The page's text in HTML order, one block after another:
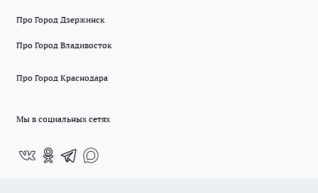
Про Город Дзержинск
Про Город Владивосток
Про Город Краснодара
Мы в социальных сетях